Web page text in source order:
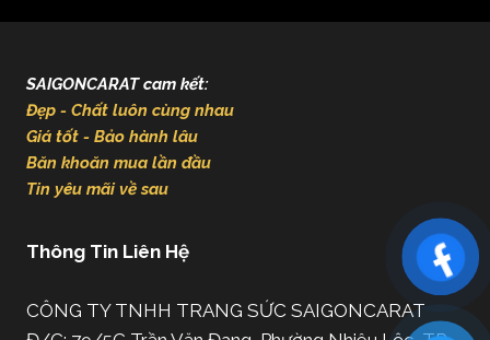
SAIGONCARAT cam kết:
Đẹp - Chất luôn cùng nhau
Giá tốt - Bảo hành lâu
Băn khoăn mua lần đầu
Tin yêu mãi về sau
Thông Tin Liên Hệ
CÔNG TY TNHH TRANG SỨC SAIGONCARAT